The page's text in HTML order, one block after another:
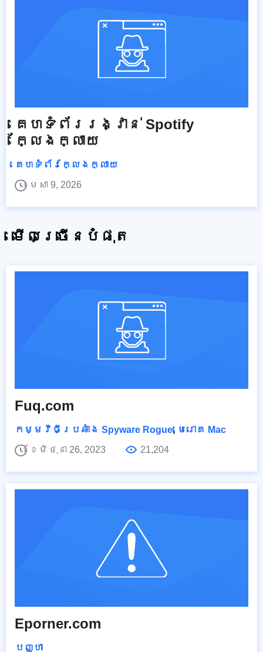
គេហទំព័ររង្វាន់ Spotify
ក្លែងក្លាយ
គេហទំព័រក្លែងក្លាយ
មេសា 9, 2026
មើលច្រើនបំផុត
Fuq.com
កម្មវិធីប្រឆាំង Spyware Rogue, មេរោគ Mac
ខែមិថុនា 26, 2023
21,204
Eporner.com
បញ្ហា